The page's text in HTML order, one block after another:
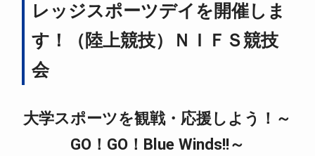
レッジスポーツデイを開催しま
す！（陸上競技）ＮＩＦＳ競技
会
大学スポーツを観戦・応援しよう！～
GO！GO！Blue Winds!!～